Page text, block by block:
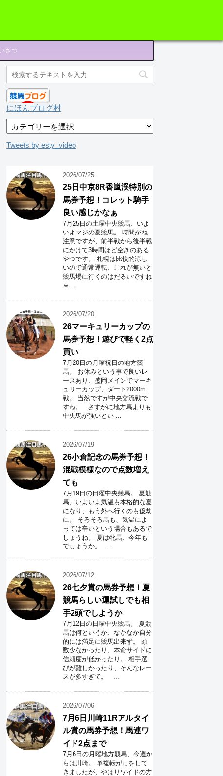
さつ
にほんブログ村
ャ
ン
Tweets by esty_video
2026/07/25
25日中京8R香嵐渓特別の
馬券予想！コレット騎手
良い感じかなぁ
7月25日の土曜中央競馬、いよ
いよマジの夏競馬。 時間がね
注意ですが、前半戦から後半戦
にかけて3時間ほど空きのある
やつです。 札幌は比較的涼し
いので通常運転、これが無いと
競馬場に行くのはだるいですね
ｗ ...
2026/07/20
26マーキュリーカップの
馬券予想！遊びで軽く2点
買い
7月20日の月曜祝日の地方競
馬。 お休みという事で良いレ
ースあり、盛岡メインでマーキ
ュリーカップ、ダート2000m
戦。 当然ですが中央交流戦で
すね。 さすがに地方馬よりも
中央馬が強いとい ...
2026/07/19
26小倉記念の馬券予想！
混戦模様なので点数増え
ても
7月19日の日曜中央競馬。 夏競
馬、いよいよ気温も本格的な夏
になり、もう外へ行くのも億劫
に。 そろそろ馬も、気温によ
っては辛いという場合もあるで
しょうね。 夏は牝馬、今年も
でしょうか。 ...
2026/07/12
26七夕賞の馬券予想！夏
競馬らしい運試しでも相
手2頭でしようか
7月12日の日曜中央競馬。 夏競
馬は何というか、なかなか自分
的には満足に競馬出来ず。 頭
数少なかったり、本命サイドに
信頼度が低かったり。 相手選
びが難しかったり、そんなレー
スが多すぎて。 ...
2026/07/06
7月6日川崎11Rアルタイ
ル賞の馬券予想！馬連ワ
イド2点まで
7月6日の月曜地方競馬、今週か
らは川崎。 単複転がしをして
きましたが、やはりワイドの方